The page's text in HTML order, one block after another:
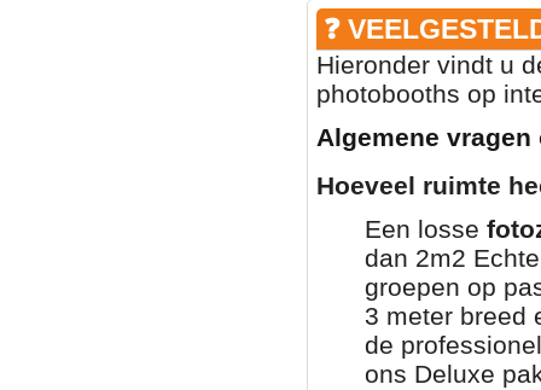
❓
Hieronder vindt u
photobooths op
Algemene
Hoeveel ruimte
Een losse
dan 2m2
groepen op
3 meter breed
de
ons Deluxe